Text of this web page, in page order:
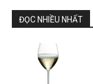
ĐỌC NHIỀU NHẤT